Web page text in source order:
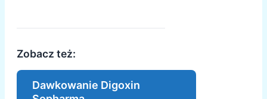
Zobacz też:
Dawkowanie Digoxin